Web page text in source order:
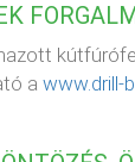
a www.drill-